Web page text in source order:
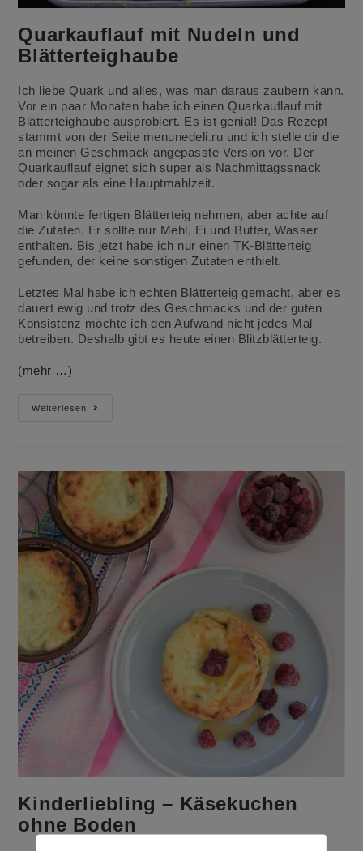
Quarkauflauf mit Nudeln und
Blätterteighaube
Ich liebe Quark und alles, was man daraus zaubern kann.
Vor ein paar Monaten habe ich einen Quarkauflauf mit
Blätterteighaube ausprobiert. Es ist genial! Das Rezept
stammt von der Seite menunedeli.ru und ich stelle dir die
an meinen Geschmack angepasste Version vor. Der
Quarkauflauf eignet sich super als Nachmittagssnack
oder sogar als eine Hauptmahlzeit.
Man könnte fertigen Blätterteig nehmen, aber achte auf
die Zutaten. Er sollte nur Mehl, Ei und Butter, Wasser
enthalten. Bis jetzt habe ich nur einen TK-Blätterteig
gefunden, der keine sonstigen Zutaten enthielt.
Letztes Mal habe ich echten Blätterteig gemacht, aber es
dauert ewig und trotz des Geschmacks und der guten
Konsistenz möchte ich den Aufwand nicht jedes Mal
betreiben. Deshalb gibt es heute einen Blitzblätterteig.
(mehr …)
Weiterlesen
Quarkauflauf
Kinderliebling – Käsekuchen
ohne Boden